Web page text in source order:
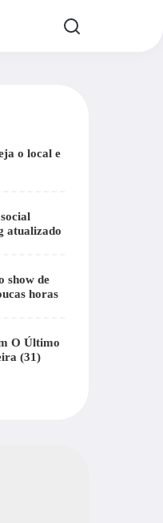
o local e
atualizado
show de
horas
O Último
(31)